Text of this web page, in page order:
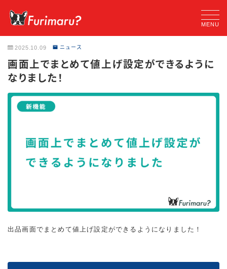
MENU
ご利用料金
ご利用の流れ
ニュース
よくある質問
2025.10.09 ニュース
画面上でまとめて値上げ設定ができるように
なりました！
出品画面でまとめて値上げ設定ができるようになりました！